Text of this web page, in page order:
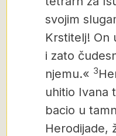
svojim
Krstitelj! On
i zato
njemu.« 3
uhitio Ivana
bacio u
Herodijade,